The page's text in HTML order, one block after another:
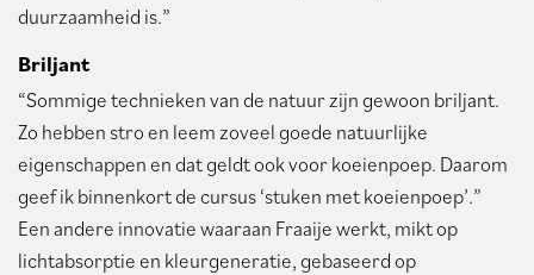
duurzaamheid is.”
Briljant
“Sommige technieken van de natuur zijn gewoon briljant.
Zo hebben stro en leem zoveel goede natuurlijke
eigenschappen en dat geldt ook voor koeienpoep. Daarom
geef ik binnenkort de cursus ‘stuken met koeienpoep’.”
Een andere innovatie waaraan Fraaije werkt, mikt op
lichtabsorptie en kleurgeneratie, gebaseerd op